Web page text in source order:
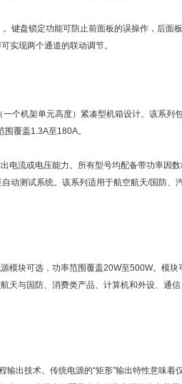
键盘锁定功能可防止前面板的误操作，后面
实现两个通道的联动调节。
个机架单元高度）紧凑型机箱设计。该系列
覆盖1.3A至180A。
电流或电压能力。所有型号均配备带功率因
动测试系统。该系列适用于航空航天/国防、
模块可选，功率范围覆盖20W至500W。模
天与国防、消费类产品、计算机和外设、通
出技术。传统电源的“矩形”输出特性意味着